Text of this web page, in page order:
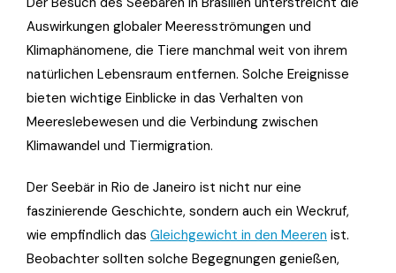
Auswirkungen globaler Meeresströmungen und
Klimaphänomene, die Tiere manchmal weit von ihrem
natürlichen Lebensraum entfernen. Solche Ereignisse
bieten wichtige Einblicke in das Verhalten von
Meereslebewesen und die Verbindung zwischen
Klimawandel und Tiermigration.
Der Seebär in Rio de Janeiro ist nicht nur eine
faszinierende Geschichte, sondern auch ein Weckruf,
wie empfindlich das Gleichgewicht in den Meeren ist.
Beobachter sollten solche Begegnungen genießen,